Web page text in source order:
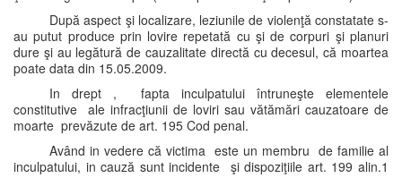
După aspect şi localizare, leziunile de violenţă constatate s-
au putut produce prin lovire repetată cu şi de corpuri şi planuri
dure şi au legătură de cauzalitate directă cu decesul, că moartea
poate data din 15.05.2009.
In drept , fapta inculpatului întruneşte elementele
constitutive ale infracţiunii de loviri sau vătămări cauzatoare de
moarte prevăzute de art. 195 Cod penal.
Având in vedere că victima este un membru de familie al
inculpatului, in cauză sunt incidente şi dispoziţiile art. 199 alin.1